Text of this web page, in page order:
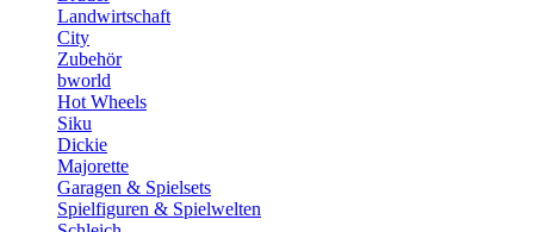
Landwirtschaft
City
Zubehör
bworld
Hot Wheels
Siku
Dickie
Majorette
Garagen & Spielsets
Spielfiguren & Spielwelten